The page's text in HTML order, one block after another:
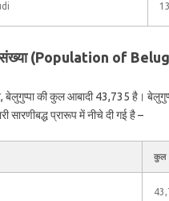
(Population of
की कुल आबादी 43,735 है।
सारणीबद्ध प्रारूप में नीचे दी गई है –
कुल